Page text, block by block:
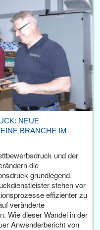
NEUE
BRANCHE IM
und der
die
grundlegend.
stehen vor
effizienter zu
veränderte
Wie dieser Wandel in der
Anwenderbericht von